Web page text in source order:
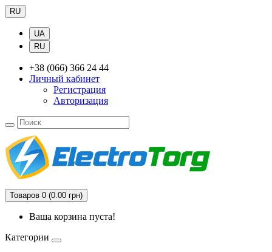
RU
UA
RU
+38 (066) 366 24 44
Личный кабинет
Регистрация
Авторизация
Товаров 0 (0.00 грн)
Ваша корзина пуста!
Категории